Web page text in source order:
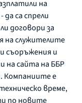
на
са спрели
договори за
на служителите
съоръжения и
на сайта на ББР
Компаниите е
време,
по новите